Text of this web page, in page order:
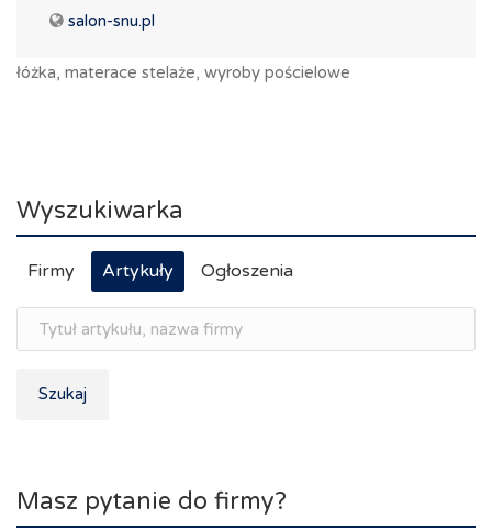
salon-snu.pl
łóżka, materace stelaże, wyroby pościelowe
Wyszukiwarka
Firmy Artykuły Ogłoszenia
Szukaj
Masz pytanie do firmy?